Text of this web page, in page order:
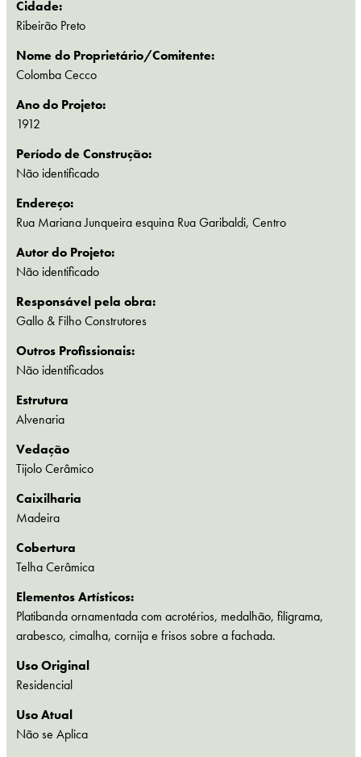
Cidade:
Ribeirão Preto
Nome do Proprietário/Comitente:
Colomba Cecco
Ano do Projeto:
1912
Período de Construção:
Não identificado
Endereço:
Rua Mariana Junqueira esquina Rua Garibaldi, Centro
Autor do Projeto:
Não identificado
Responsável pela obra:
Gallo & Filho Construtores
Outros Profissionais:
Não identificados
Estrutura
Alvenaria
Vedação
Tijolo Cerâmico
Caixilharia
Madeira
Cobertura
Telha Cerâmica
Elementos Artísticos:
Platibanda ornamentada com acrotérios, medalhão, filigrama,
arabesco, cimalha, cornija e frisos sobre a fachada.
Uso Original
Residencial
Uso Atual
Não se Aplica